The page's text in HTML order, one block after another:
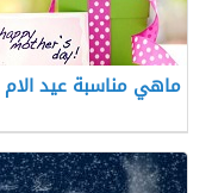
ماهي مناسبة عيد الام